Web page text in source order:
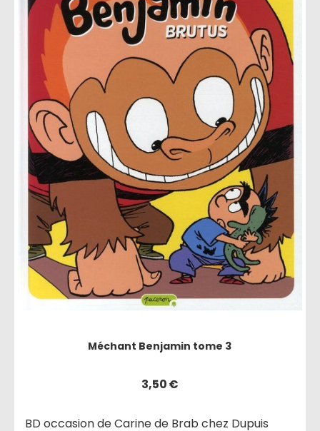
Méchant Benjamin tome 3
3,50€
BD occasion de Carine de Brab chez Dupuis